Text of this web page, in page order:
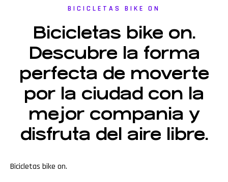
BICICLETAS BIKE ON
Bicicletas bike on.
Descubre la forma
perfecta de moverte
por la ciudad con la
mejor compania y
disfruta del aire libre.
Bicicletas bike on.